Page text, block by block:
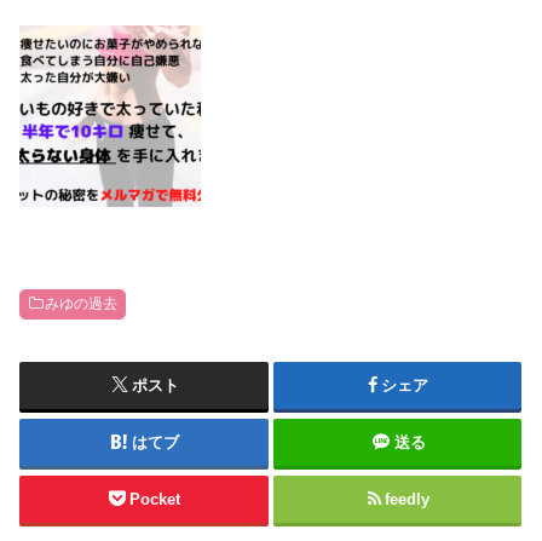
みゆの過去
ポスト シェア
はてブ 送る
Pocket feedly